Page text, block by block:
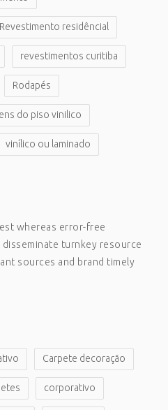
Revestimento residêncial
revestimentos curitiba
Rodapés
do piso vinilico
vinílico ou laminado
whereas error-free
turnkey resource
sources and brand timely
Carpete decoração
corporativo